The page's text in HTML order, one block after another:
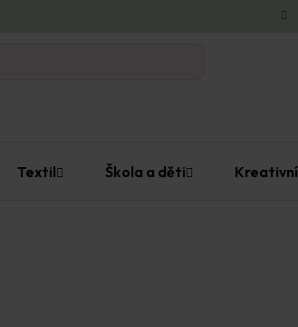
Textil Škola a děti